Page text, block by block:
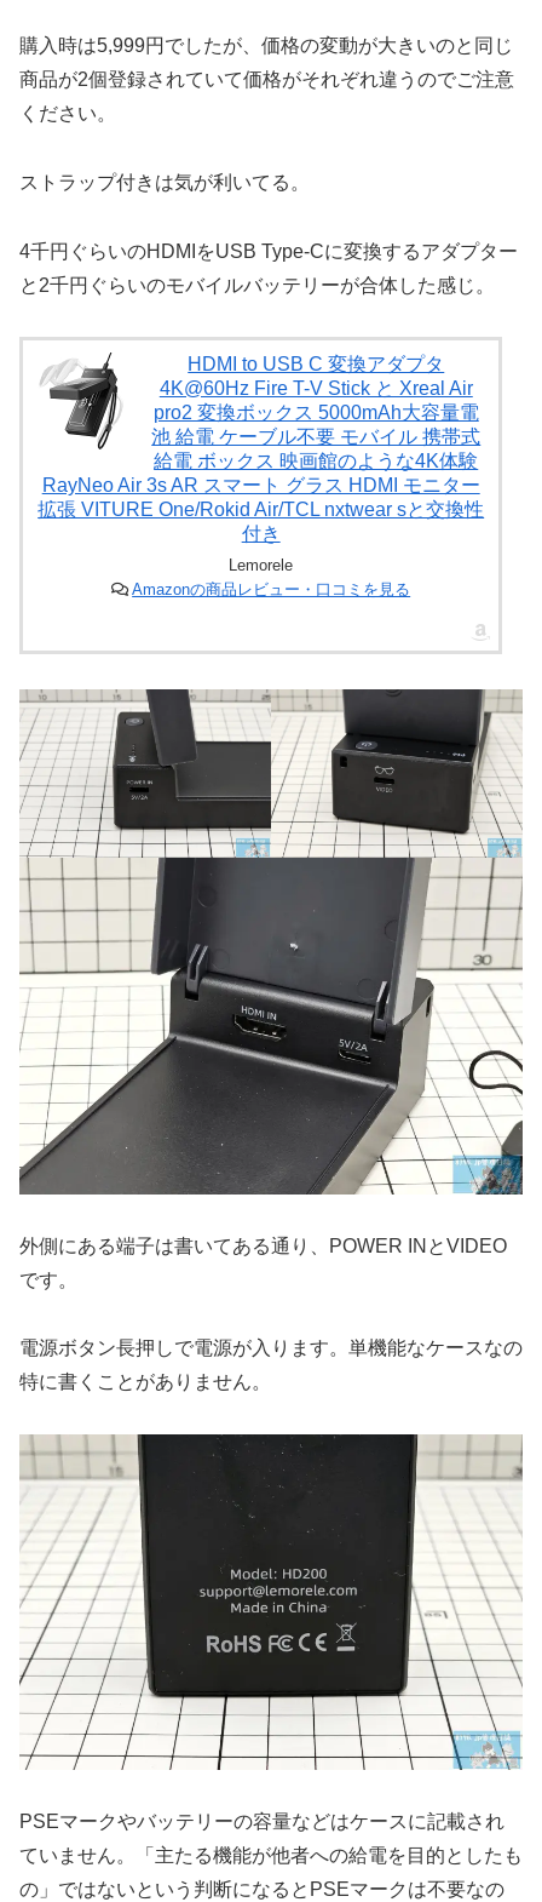
購入時は5,999円でしたが、価格の変動が大きいのと同じ
商品が2個登録されていて価格がそれぞれ違うのでご注意
ください。
ストラップ付きは気が利いてる。
4千円ぐらいのHDMIをUSB Type-Cに変換するアダプター
と2千円ぐらいのモバイルバッテリーが合体した感じ。
HDMI to USB C 変換アダプタ
4K@60Hz Fire T-V Stick と Xreal Air
pro2 変換ボックス 5000mAh大容量電
池 給電 ケーブル不要 モバイル 携帯式
給電 ボックス 映画館のような4K体験
RayNeo Air 3s AR スマート グラス HDMI モニター
拡張 VITURE One/Rokid Air/TCL nxtwear sと交換性
付き
Lemorele
Amazonの商品レビュー・口コミを見る
外側にある端子は書いてある通り、POWER INとVIDEO
です。
電源ボタン長押しで電源が入ります。単機能なケースなの
特に書くことがありません。
PSEマークやバッテリーの容量などはケースに記載され
ていません。「主たる機能が他者への給電を目的としたも
の」ではないという判断になるとPSEマークは不要なの